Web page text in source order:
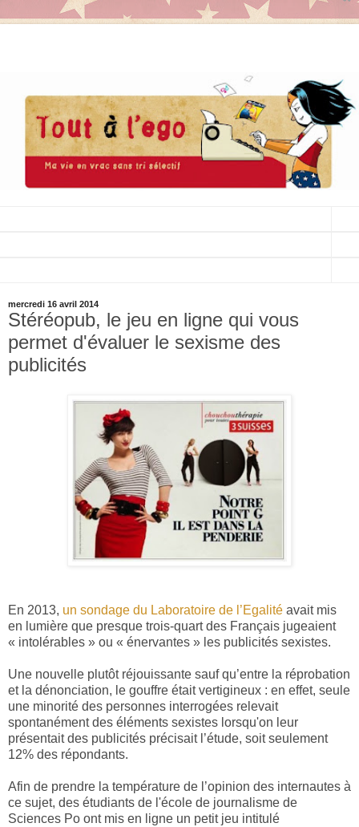
mercredi 16 avril 2014
Stéréopub, le jeu en ligne qui vous
permet d'évaluer le sexisme des
publicités
En 2013, un sondage du Laboratoire de l’Egalité avait mis
en lumière que presque trois-quart des Français jugeaient
« intolérables » ou « énervantes » les publicités sexistes.
Une nouvelle plutôt réjouissante sauf qu’entre la réprobation
et la dénonciation, le gouffre était vertigineux : en effet, seule
une minorité des personnes interrogées relevait
spontanément des éléments sexistes lorsqu'on leur
présentait des publicités précisait l’étude, soit seulement
12% des répondants.
Afin de prendre la température de l’opinion des internautes à
ce sujet, des étudiants de l'école de journalisme de
Sciences Po ont mis en ligne un petit jeu intitulé